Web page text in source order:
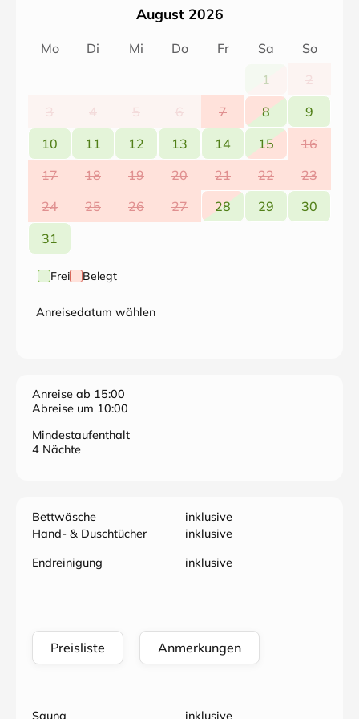
August 2026
Mo Di Mi Do Fr Sa
So
1
2
3
4 5 6 7 8
9
10
11 12 13 14 15
16
17
18 19 20 21 22
23
24
25 26 27 28 29
30
31
Frei Belegt
Anreisedatum wählen
Anreise ab 15:00
Abreise um 10:00
Mindestaufenthalt
4 Nächte
Bettwäsche
inklusive
Hand- & Duschtücher
inklusive
Endreinigung
inklusive
Preisliste Anmerkungen
Sauna inklusive